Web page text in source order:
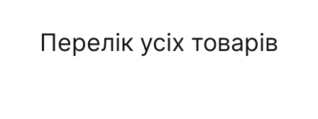
Перелік усіх товарів